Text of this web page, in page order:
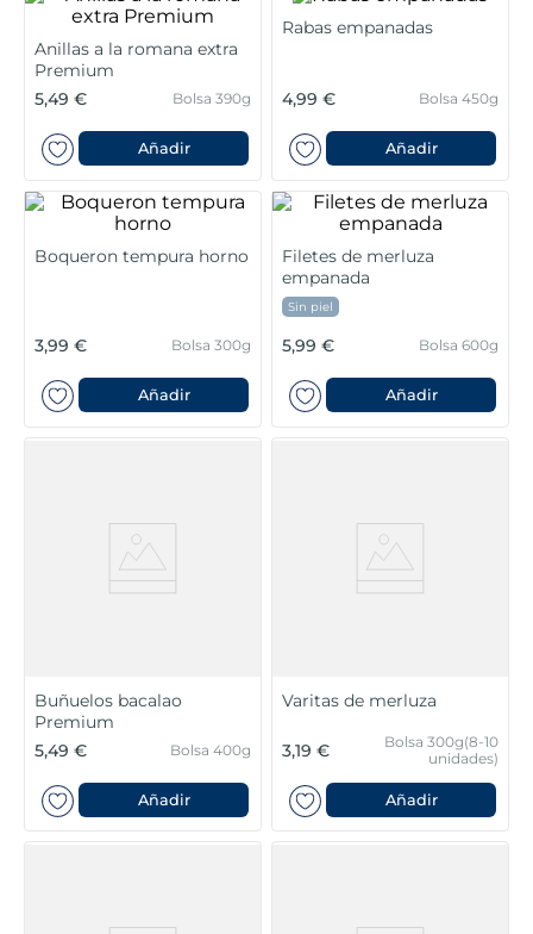
Anillas a la romana extra
Premium
5,49 €
Bolsa 390g
Añadir
Rabas empanadas
4,99 € Bolsa 450g
Añadir
Boqueron tempura horno
3,99 € Bolsa 300g
Añadir
Filetes de merluza
empanada
Sin piel
5,99 € Bolsa 600g
Añadir
Buñuelos bacalao
Premium
5,49 €
Bolsa 400g
Añadir
Varitas de merluza
3,19 €
Bolsa 300g(8-10
unidades)
Añadir
. verduras
. croquetas
canelones
gambon
10. pollo